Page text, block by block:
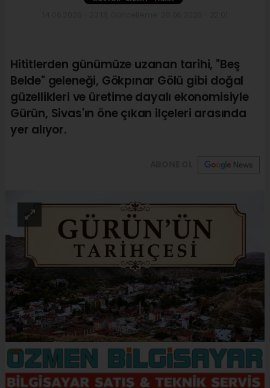
Hititlerden günümüze uzanan tarihi, "Beş
Belde" geleneği, Gökpınar Gölü gibi doğal
güzellikleri ve üretime dayalı ekonomisiyle
Gürün, Sivas'ın öne çıkan ilçeleri arasında
yer alıyor.